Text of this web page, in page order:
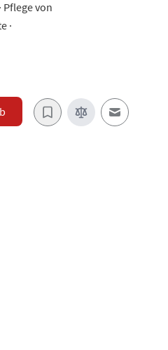
Pflege von
·
E-Mail an